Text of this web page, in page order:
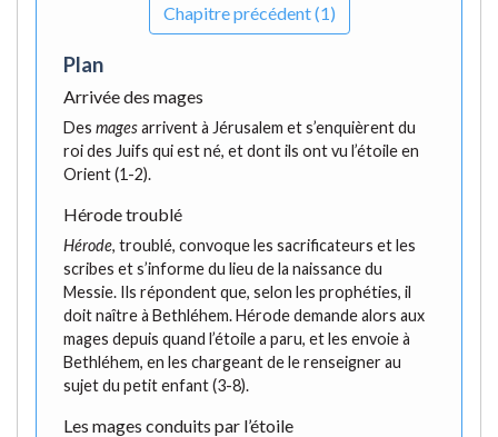
Chapitre précédent (1)
Plan
Arrivée des mages
Des magesarrivent à Jérusalem et s’enquièrent du
roi des Juifs qui est né, et dont ils ont vu l’étoile en
Orient (1-2).
Hérode troublé
Hérode, troublé, convoque les sacrificateurs et les
scribes et s’informe du lieu de la naissance du
Messie. Ils répondent que, selon les prophéties, il
doit naître à Bethléhem. Hérode demande alors aux
mages depuis quand l’étoile a paru, et les envoie à
Bethléhem, en les chargeant de le renseigner au
sujet du petit enfant (3-8).
Les mages conduits par l’étoile